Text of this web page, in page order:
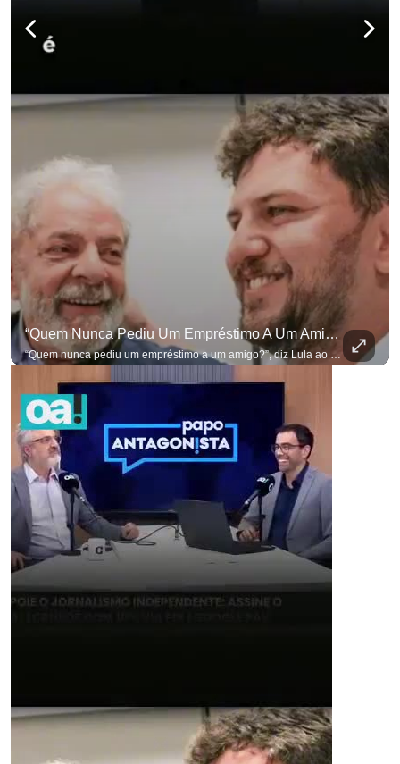
“Quem Nunca Pediu Um Empréstimo A Um Amigo?”, Diz Lula Ao Defender Seu Ex-Chefe De Gabinete
“Quem nunca pediu um empréstimo a um amigo?”, diz Lula ao defender seu ex-chefe de gabinete Marcola, que recebeu R$ 249 mil de uma empresa ligada a uma amiga de Lulinha. #OAntagonista Se você busca informação com credibilidade, inscreva-se agora e ative o